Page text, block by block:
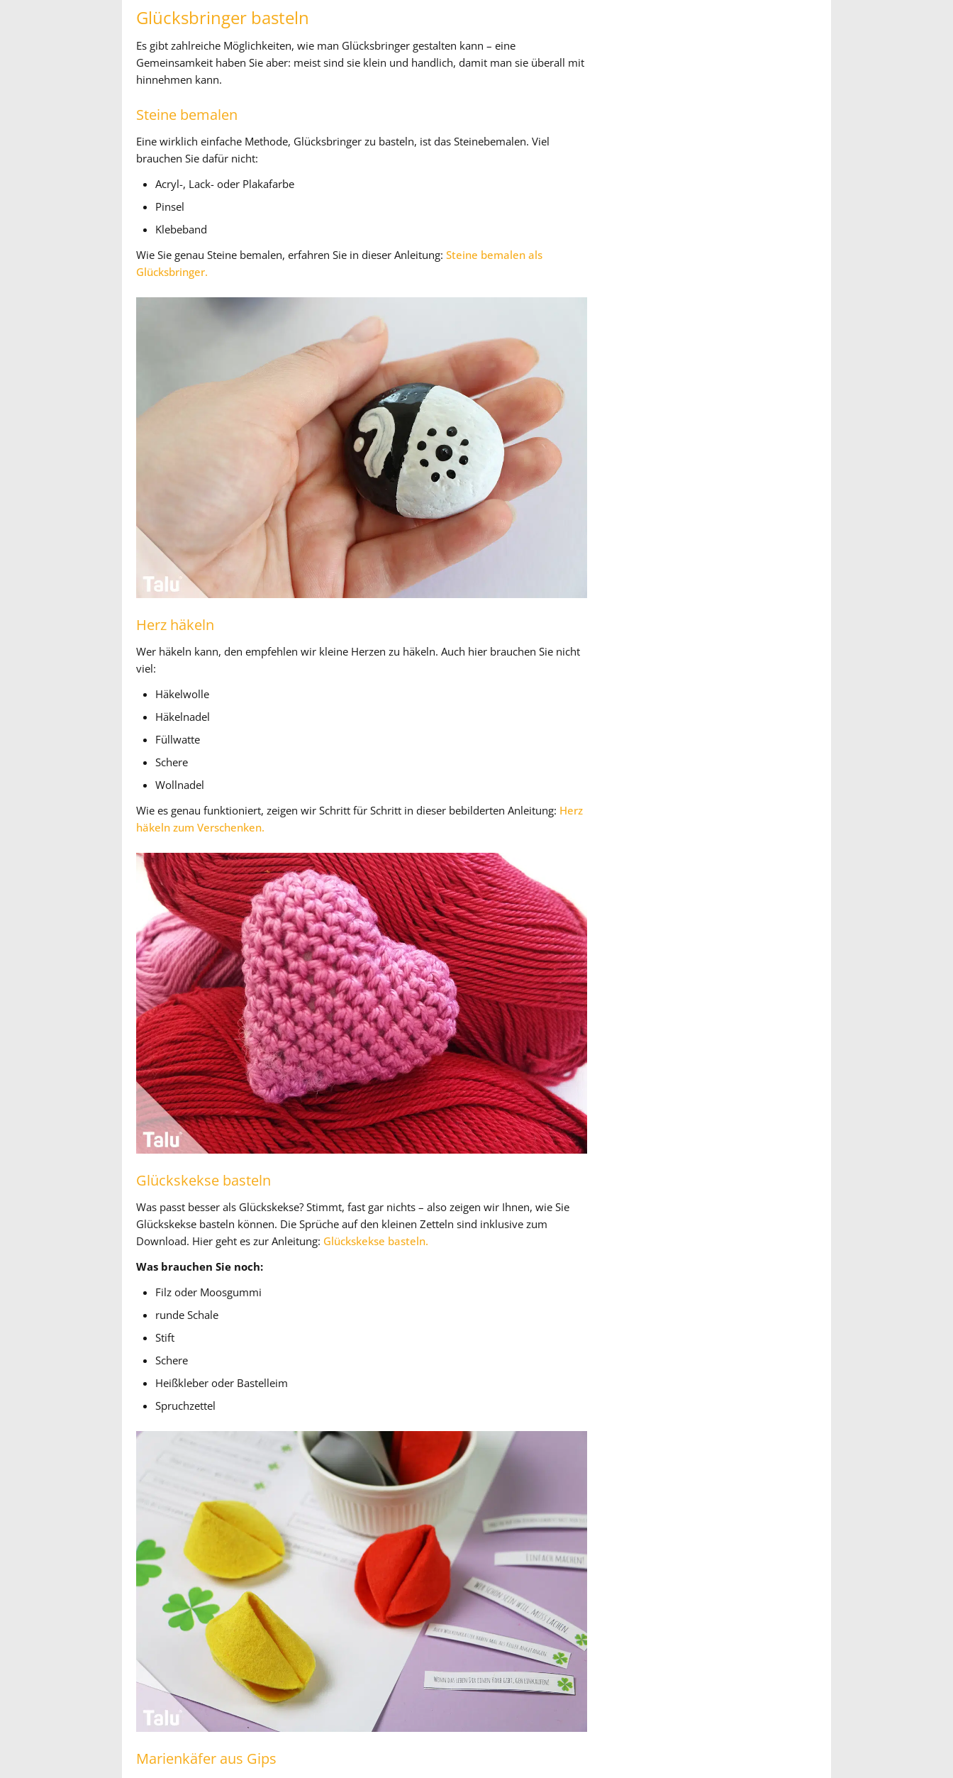
Glücksbringer basteln
Es gibt zahlreiche Möglichkeiten, wie man Glücksbringer gestalten kann – eine
Gemeinsamkeit haben Sie aber: meist sind sie klein und handlich, damit man sie überall mit
hinnehmen kann.
Steine bemalen
Eine wirklich einfache Methode, Glücksbringer zu basteln, ist das Steinebemalen. Viel
brauchen Sie dafür nicht:
Acryl-, Lack- oder Plakafarbe
Pinsel
Klebeband
Wie Sie genau Steine bemalen, erfahren Sie in dieser Anleitung: Steine bemalen als
Glücksbringer.
Herz häkeln
Wer häkeln kann, den empfehlen wir kleine Herzen zu häkeln. Auch hier brauchen Sie nicht
viel:
Häkelwolle
Häkelnadel
Füllwatte
Schere
Wollnadel
Wie es genau funktioniert, zeigen wir Schritt für Schritt in dieser bebilderten Anleitung: Herz
häkeln zum Verschenken.
Glückskekse basteln
Was passt besser als Glückskekse? Stimmt, fast gar nichts – also zeigen wir Ihnen, wie Sie
Glückskekse basteln können. Die Sprüche auf den kleinen Zetteln sind inklusive zum
Download. Hier geht es zur Anleitung: Glückskekse basteln.
Was brauchen Sie noch:
Filz oder Moosgummi
runde Schale
Stift
Schere
Heißkleber oder Bastelleim
Spruchzettel
Marienkäfer aus Gips